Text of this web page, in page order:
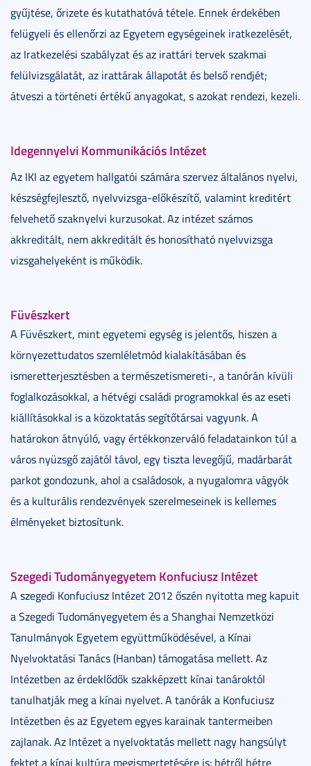
gyűjtése, őrizete és kutathatóvá tétele. Ennek érdekében
felügyeli és ellenőrzi az Egyetem egységeinek iratkezelését,
az Iratkezelési szabályzat és az irattári tervek szakmai
felülvizsgálatát, az irattárak állapotát és belső rendjét;
átveszi a történeti értékű anyagokat, s azokat rendezi, kezeli.
Idegennyelvi Kommunikációs Intézet
Az IKI az egyetem hallgatói számára szervez általános nyelvi,
készségfejlesztő, nyelvvizsga-előkészítő, valamint kreditért
felvehető szaknyelvi kurzusokat. Az intézet számos
akkreditált, nem akkreditált és honosítható nyelvvizsga
vizsgahelyeként is működik.
Füvészkert
A Füvészkert, mint egyetemi egység is jelentős, hiszen a
környezettudatos szemléletmód kialakításában és
ismeretterjesztésben a természetismereti-, a tanórán kívüli
foglalkozásokkal, a hétvégi családi programokkal és az eseti
kiállításokkal is a közoktatás segítőtársai vagyunk. A
határokon átnyúló, vagy értékkonzerváló feladatainkon túl a
város nyüzsgő zajától távol, egy tiszta levegőjű, madárbarát
parkot gondozunk, ahol a családosok, a nyugalomra vágyók
és a kulturális rendezvények szerelmeseinek is kellemes
élményeket biztosítunk.
Szegedi Tudományegyetem Konfuciusz Intézet
A szegedi Konfuciusz Intézet 2012 őszén nyitotta meg kapuit
a Szegedi Tudományegyetem és a Shanghai Nemzetközi
Tanulmányok Egyetem együttműködésével, a Kínai
Nyelvoktatási Tanács (Hanban) támogatása mellett. Az
Intézetben az érdeklődők szakképzett kínai tanároktól
tanulhatják meg a kínai nyelvet. A tanórák a Konfuciusz
Intézetben és az Egyetem egyes karainak tantermeiben
zajlanak. Az Intézet a nyelvoktatás mellett nagy hangsúlyt
fektet a kínai kultúra megismertetésére is: hétről hétre